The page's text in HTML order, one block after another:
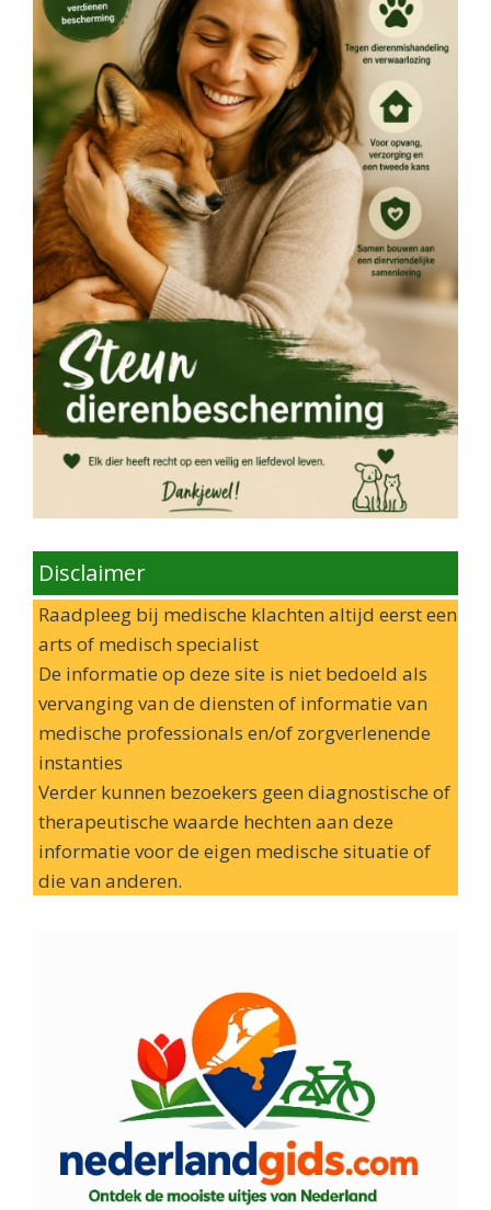
Disclaimer
Raadpleeg bij medische klachten altijd eerst een
arts of medisch specialist
De informatie op deze site is niet bedoeld als
vervanging van de diensten of informatie van
medische professionals en/of zorgverlenende
instanties
Verder kunnen bezoekers geen diagnostische of
therapeutische waarde hechten aan deze
informatie voor de eigen medische situatie of
die van anderen.